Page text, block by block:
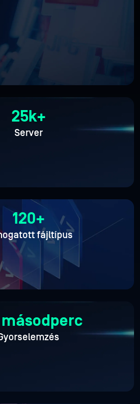
25k+
Server
120+
fájltípus
másodperc